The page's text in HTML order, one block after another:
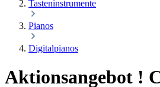
Tasteninstrumente
Pianos
Digitalpianos
Aktionsangebot !